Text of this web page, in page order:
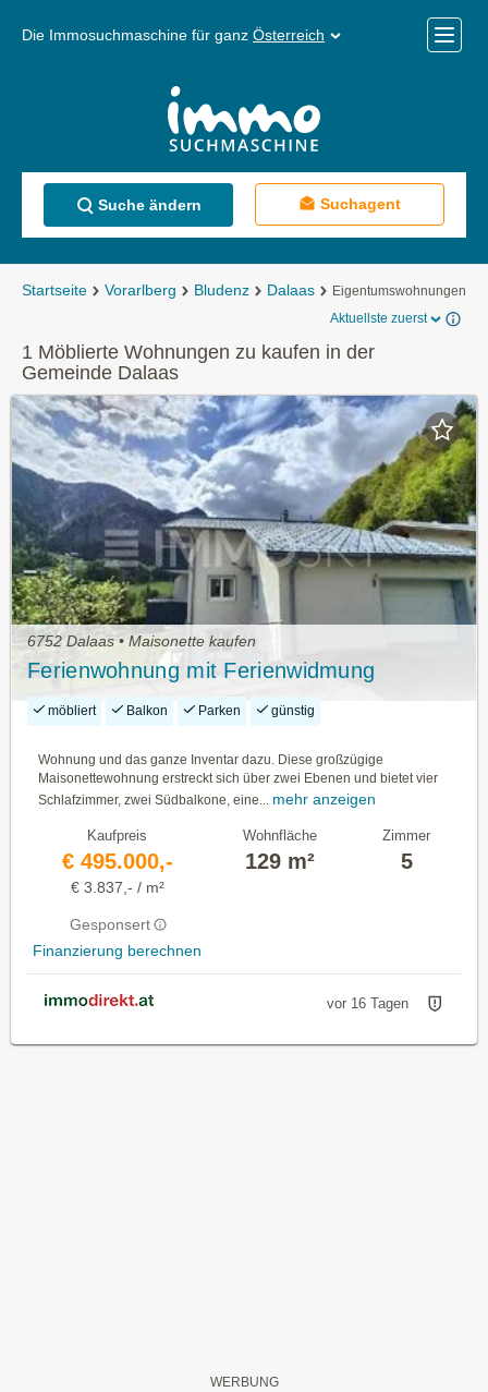
Die Immosuchmaschine für ganz Österreich
Menü
Suche ändern Suchagent
Startseite Vorarlberg Bludenz Dalaas
Eigentumswohnungen
Aktuellste zuerst
1 Möblierte Wohnungen zu kaufen in der
Gemeinde Dalaas
6752 Dalaas • Maisonette kaufen
Ferienwohnung mit Ferienwidmung
möbliert Balkon Parken günstig
Wohnung und das ganze Inventar dazu. Diese großzügige
Maisonettewohnung erstreckt sich über zwei Ebenen und bietet vier
Schlafzimmer, zwei Südbalkone, eine...
mehr anzeigen
Kaufpreis
€ 495.000,-
€ 3.837,- / m²
Gesponsert
Finanzierung berechnen
Wohnfläche
129 m²
Zimmer
5
vor 16 Tagen